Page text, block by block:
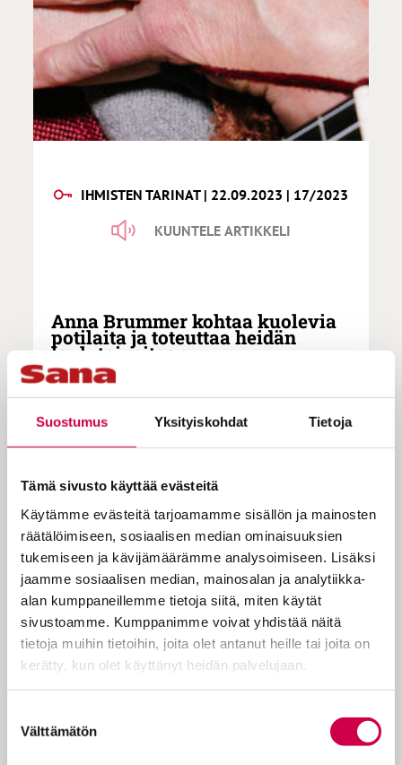
Suostumus Yksityiskohdat Tietoja
Tämä sivusto käyttää evästeitä
Käytämme evästeitä tarjoamamme sisällön ja mainosten
räätälöimiseen, sosiaalisen median ominaisuuksien
tukemiseen ja kävijämäärämme analysoimiseen. Lisäksi
jaamme sosiaalisen median, mainosalan ja analytiikka-
alan kumppaneillemme tietoja siitä, miten käytät
sivustoamme. Kumppanimme voivat yhdistää näitä
tietoja muihin tietoihin, joita olet antanut heille tai joita on
kerätty, kun olet käyttänyt heidän palvelujaan.
valinta
Välttämätön
IHMISTEN TARINAT | 22.09.2023 | 17/2023
KUUNTELE ARTIKKELI
Anna Brummer kohtaa kuolevia
potilaita ja toteuttaa heidän
laulutoiveitaan
Brummer etsii nuotit ja sanat vaikka
lastenlauluun, mutta tutuimmat
virret hän osaa ulkoa. ”Harjoittelen
laulua kotona, ja toivon, että potilas
edelleen on elossa, kun tulen
seuraavalla viikolla”, hän kertoo.
Kanttori Anna Brummer päätti yhdeksän
vuotta sitten kokeilla, voisiko hän palvella
hakeutui harjoitteluun saattohoitokotiin